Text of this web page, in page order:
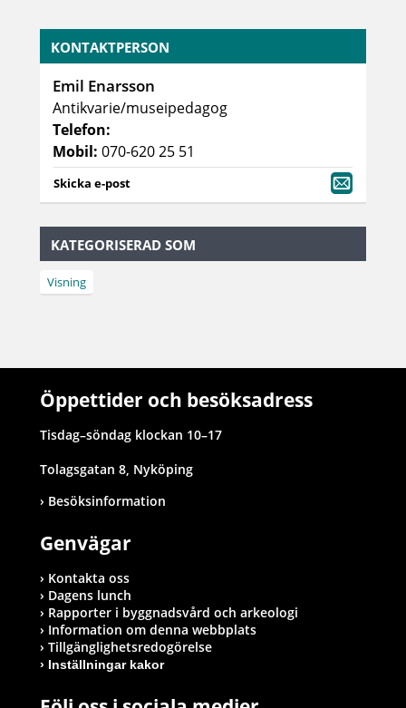
KONTAKTPERSON
Emil Enarsson
Antikvarie/museipedagog
Telefon:
Mobil: 070-620 25 51
Skicka e-post
KATEGORISERAD SOM
Visning
Öppettider och besöksadress
Tisdag–söndag klockan 10–17
Tolagsgatan 8, Nyköping
Besöksinformation
Genvägar
Kontakta oss
Dagens lunch
Rapporter i byggnadsvård och arkeologi
Information om denna webbplats
Tillgänglighetsredogörelse
Inställningar kakor